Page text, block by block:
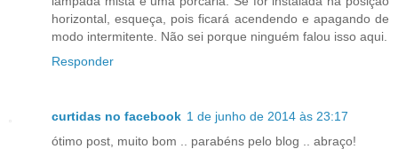
horizontal, esqueça, pois ficará acendendo e apagando de
modo intermitente. Não sei porque ninguém falou isso aqui.
Responder
curtidas no facebook 1 de junho de 2014 às 23:17
ótimo post, muito bom .. parabéns pelo blog .. abraço!